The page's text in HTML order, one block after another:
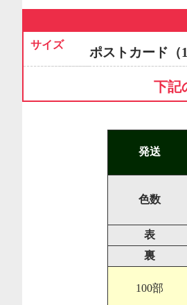
サイズ
ポストカード（
下記
発送
色数
表
裏
100部